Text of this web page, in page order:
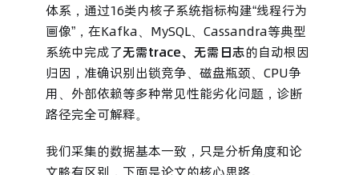
体系，通过16类内核子系统指标构建“线程行为
画像”，在Kafka、MySQL、Cassandra等典型
系统中完成了无需trace、无需日志的自动根因
归因，准确识别出锁竞争、磁盘瓶颈、CPU争
用、外部依赖等多种常见性能劣化问题，诊断
路径完全可解释。
我们采集的数据基本一致，只是分析角度和论